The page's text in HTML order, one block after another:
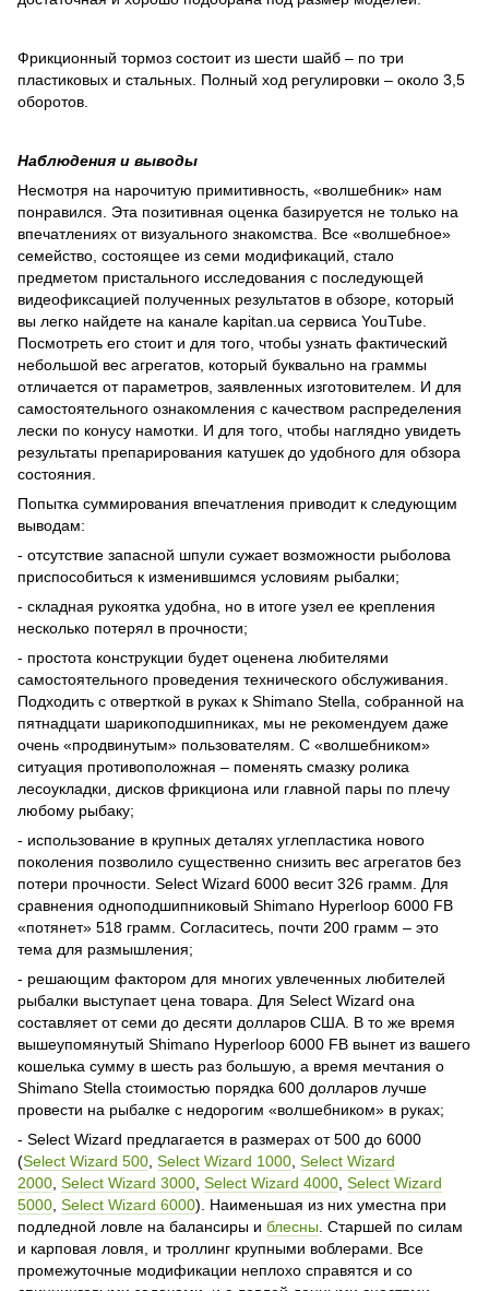
Фрикционный тормоз состоит из шести шайб – по три
пластиковых и стальных. Полный ход регулировки – около 3,5
оборотов.
Наблюдения и выводы
Несмотря на нарочитую примитивность, «волшебник» нам
понравился. Эта позитивная оценка базируется не только на
впечатлениях от визуального знакомства. Все «волшебное»
семейство, состоящее из семи модификаций, стало
предметом пристального исследования с последующей
видеофиксацией полученных результатов в обзоре, который
вы легко найдете на канале kapitan.ua сервиса YouTube.
Посмотреть его стоит и для того, чтобы узнать фактический
небольшой вес агрегатов, который буквально на граммы
отличается от параметров, заявленных изготовителем. И для
самостоятельного ознакомления с качеством распределения
лески по конусу намотки. И для того, чтобы наглядно увидеть
результаты препарирования катушек до удобного для обзора
состояния.
Попытка суммирования впечатления приводит к следующим
выводам:
- отсутствие запасной шпули сужает возможности рыболова
приспособиться к изменившимся условиям рыбалки;
- складная рукоятка удобна, но в итоге узел ее крепления
несколько потерял в прочности;
- простота конструкции будет оценена любителями
самостоятельного проведения технического обслуживания.
Подходить с отверткой в руках к Shimano Stella, собранной на
пятнадцати шарикоподшипниках, мы не рекомендуем даже
очень «продвинутым» пользователям. С «волшебником»
ситуация противоположная – поменять смазку ролика
лесоукладки, дисков фрикциона или главной пары по плечу
любому рыбаку;
- использование в крупных деталях углепластика нового
поколения позволило существенно снизить вес агрегатов без
потери прочности. Select Wizard 6000 весит 326 грамм. Для
сравнения одноподшипниковый Shimano Hyperloop 6000 FB
«потянет» 518 грамм. Согласитесь, почти 200 грамм – это
тема для размышления;
- решающим фактором для многих увлеченных любителей
рыбалки выступает цена товара. Для Select Wizard она
составляет от семи до десяти долларов США. В то же время
вышеупомянутый Shimano Hyperloop 6000 FB вынет из вашего
кошелька сумму в шесть раз большую, а время мечтания о
Shimano Stella стоимостью порядка 600 долларов лучше
провести на рыбалке с недорогим «волшебником» в руках;
- Select Wizard предлагается в размерах от 500 до 6000
(Select Wizard 500 Select Wizard 1000 Select Wizard
2000 Select Wizard 3000 Select Wizard 4000 Select Wizard
5000 Select Wizard 6000). Наименьшая из них уместна при
подледной ловле на балансиры и блесны . Старшей по силам
и карповая ловля, и троллинг крупными воблерами. Все
промежуточные модификации неплохо справятся и со